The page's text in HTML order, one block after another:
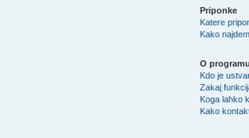
Priponke
Katere
Kako
O
Kdo je
Zakaj
Koga lahko
Kako